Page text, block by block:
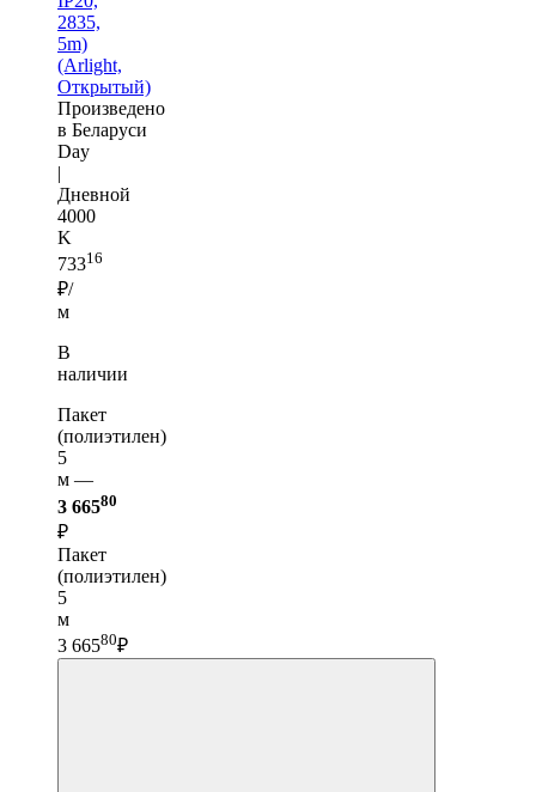
2835,
5m)
(Arlight,
Открытый)
Произведено
в Беларуси
Day
|
Дневной
4000
K
73316
₽/
м
В
наличии
Пакет
(полиэтилен)
5
м —
3 66580
₽
Пакет
(полиэтилен)
5
м
3 66580₽